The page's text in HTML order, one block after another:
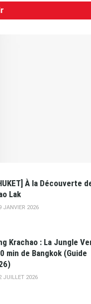
À la Découverte
Lak
JANVIER 2026
Krachao : La Jungle
min de Bangkok (Guide
JUILLET 2026